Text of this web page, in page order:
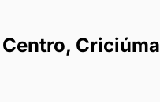
Criciúma